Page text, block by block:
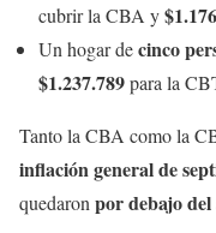
cubrir la CBA y
Un hogar decinco
$1.237.789para la
Tanto la CBA como la
inflación general de
quedaron por debajo